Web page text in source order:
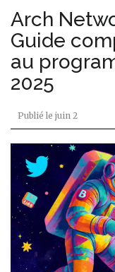
Arch
Guide
au
2025
Publié le juin 2